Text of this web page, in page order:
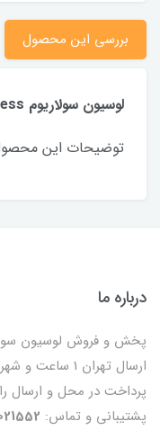
بررسی این محصول
لوسیون سولاریوم Island Princess:
توضیحات این
درباره ما
پخش و فروش لوسیون
ارسال تهران 1 ساعت و شهرستان 1 روز
پرداخت در محل و ارسال
پشتیبانی و تماس: